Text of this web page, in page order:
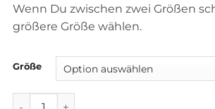
Wenn Du zwischen zwei Größen
größere Größe wählen.
Größe
Liewood Baby-Body Yanni „Whale